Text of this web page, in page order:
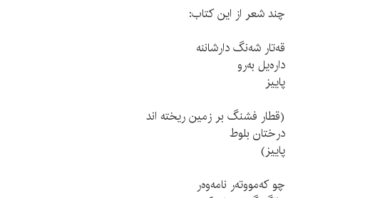
چند شعر از این کتاب:
قه‌تار شه‌نگ دارشاننه
داره‌یل به‌رو
پاییز
(قطار فشنگ بر زمین ریخته اند
درختان بلوط
پاییز)
چو که‌مووته‌ر نامه‌وه‌ر